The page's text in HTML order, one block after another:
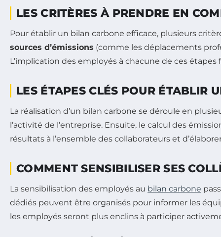
LES CRITÈRES À PRENDRE EN
Pour établir un bilan carbone efficace, plusieurs
sources d’émissions (comme les déplacements
L’implication des employés à chacune de ces
LES ÉTAPES CLÉS POUR ÉTABLIR
La réalisation d’un bilan carbone se déroule en
l’activité de l’entreprise. Ensuite, le calcul des
résultats à l’ensemble des collaborateurs et
COMMENT SENSIBILISER SES
La sensibilisation des employés au bilan carbone
dédiés peuvent être organisés pour informer les
les employés seront plus enclins à participer